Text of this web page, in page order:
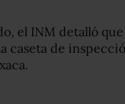
el INM detalló que
caseta de